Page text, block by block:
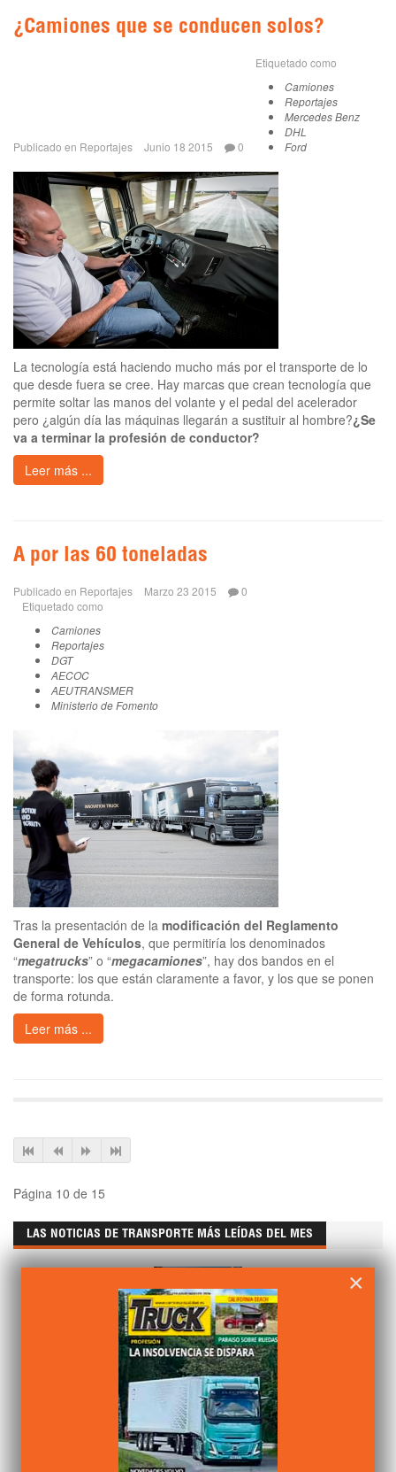
¿Camiones que se conducen solos?
Publicado en Reportajes Junio 18 2015 0
Etiquetado como
Camiones
Reportajes
Mercedes Benz
DHL
Ford
La tecnología está haciendo mucho más por el transporte de lo
que desde fuera se cree. Hay marcas que crean tecnología que
permite soltar las manos del volante y el pedal del acelerador
pero ¿algún día las máquinas llegarán a sustituir al hombre?¿Se
va a terminar la profesión de conductor?
Leer más ...
A por las 60 toneladas
Publicado en Reportajes Marzo 23 2015
0
Etiquetado como
Camiones
Reportajes
DGT
AECOC
AEUTRANSMER
Ministerio de Fomento
Tras la presentación de la modificación del Reglamento
General de Vehículos, que permitiría los denominados
“megatrucks” o “megacamiones”, hay dos bandos en el
transporte: los que están claramente a favor, y los que se ponen
de forma rotunda.
Leer más ...
Página 10 de 15
LAS NOTICIAS DE TRANSPORTE MÁS LEÍDAS DEL MES
ESCRITO PORCAMIÓN ACTUALIDAD
LEGISLACIÓN VISTO 878 VECES
Nuevo convenio del transporte de mercancías de Barcelona
ESCRITO PORCAMIÓN ACTUALIDAD
×